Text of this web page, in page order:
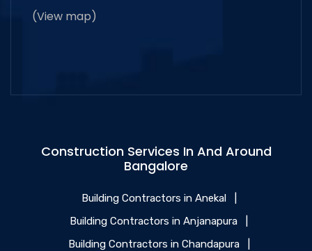
(View map)
Construction Services In And Around
Bangalore
Building Contractors in Anekal
Building Contractors in Anjanapura
Building Contractors in Chandapura